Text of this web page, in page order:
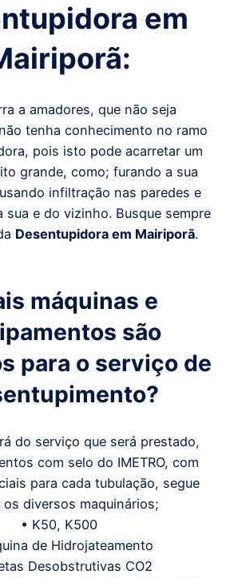
em
:
a amadores, que não seja
tenha conhecimento no ramo
pois isto pode acarretar um
grande, como; furando a sua
infiltração nas paredes e
e do vizinho. Busque sempre
Desentupidora em Mairiporã.
máquinas e
são
para o serviço de
do serviço que será prestado,
com selo do IMETRO, com
para cada tubulação, segue
os diversos maquinários;
• K50, K500
de Hidrojateamento
Desobstrutivas CO2